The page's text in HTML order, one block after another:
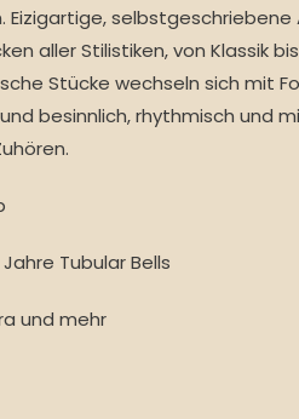
Eizigartige,
aller Stilistiken, von Klassik
Stücke wechseln sich mit
besinnlich, rhythmisch und
Tubular Bells
und mehr